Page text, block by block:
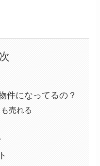
件になってるの？
売れる